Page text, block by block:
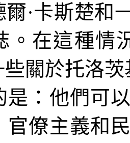
爾·卡斯楚和
。在這種情
關於托洛
是：他們可
官僚主義和